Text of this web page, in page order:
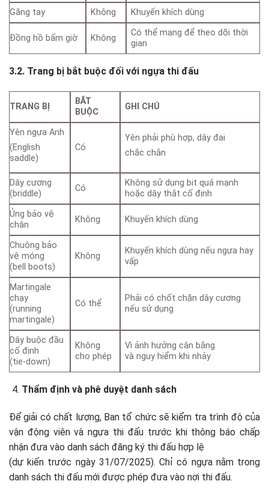
Găng tay Không Khuyến khích dùng
Đồng hồ bấm giờ Không
Có thể mang để theo dõi thời
gian
3.2. Trang bị bắt buộc đối với ngựa thi đấu
TRANG BỊ
BẮT
BUỘC
GHI CHÚ
Yên ngựa Anh
(English
saddle)
Có
Yên phải phù hợp, dây đai
chắc chắn
Dây cương
(briddle)
Có
Không sử dụng bit quá mạnh
hoặc dây thắt cố định
Ủng bảo vệ
chân
Không Khuyến khích dùng
Chuông bảo
vệ móng
(bell boots)
Không
Khuyến khích dùng nếu ngựa hay
vấp
Martingale
chạy
(running
martingale)
Có thể
Phải có chốt chặn dây cương
nếu sử dụng
Dây buộc đầu
cố định
(tie-down)
Không
cho phép
Vì ảnh hưởng cân bằng
và nguy hiểm khi nhảy
Thẩm định và phê duyệt danh sách
Để giải có chất lượng, Ban tổ chức sẽ kiểm tra trình độ của
vận động viên và ngựa thi đấu trước khi thông báo chấp
nhận đưa vào danh sách đăng ký thi đấu hợp lệ
(dự kiến trước ngày 31/07/2025). Chỉ có ngựa nằm trong
danh sách thi đấu mới được phép đưa vào nơi thi đấu.